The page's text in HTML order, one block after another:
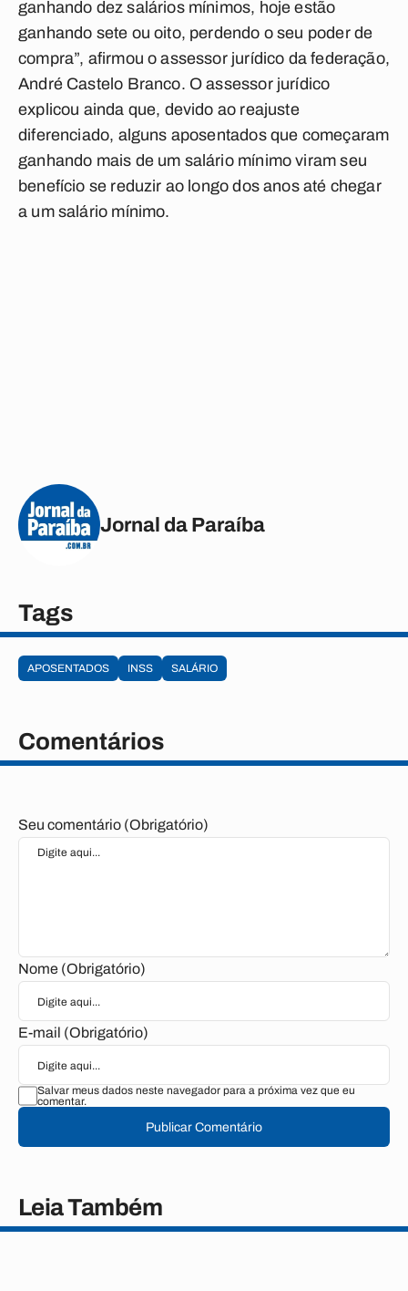
ganhando dez salários mínimos, hoje estão
ganhando sete ou oito, perdendo o seu poder de
compra”, afirmou o assessor jurídico da federação,
André Castelo Branco. O assessor jurídico
explicou ainda que, devido ao reajuste
diferenciado, alguns aposentados que começaram
ganhando mais de um salário mínimo viram seu
benefício se reduzir ao longo dos anos até chegar
a um salário mínimo.
Jornal da Paraíba
Tags
APOSENTADOS INSS SALÁRIO
Comentários
Seu comentário (Obrigatório)
Nome (Obrigatório)
E-mail (Obrigatório)
Salvar meus dados neste navegador para a próxima vez que eu
comentar.
Publicar Comentário
Leia Também